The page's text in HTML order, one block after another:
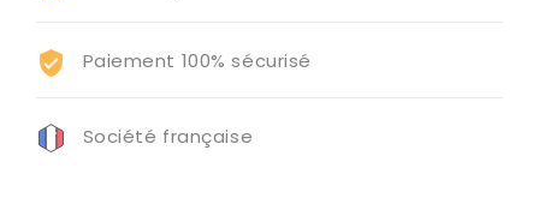
Paiement 100% sécurisé
Société française